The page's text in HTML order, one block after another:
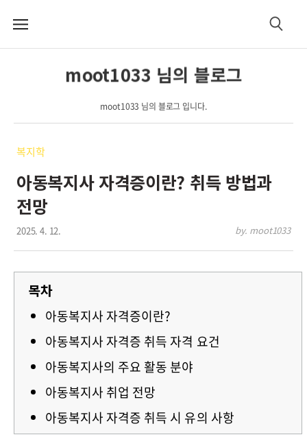
메
검
moot1033 님의 블로그
moot1033 님의 블로그 입니다.
복지학
아동복지사 자격증이란? 취득 방법과
전망
2025. 4. 12. by. moot1033
목차
아동복지사 자격증이란?
아동복지사 자격증 취득 자격 요건
아동복지사의 주요 활동 분야
아동복지사 취업 전망
아동복지사 자격증 취득 시 유의 사항